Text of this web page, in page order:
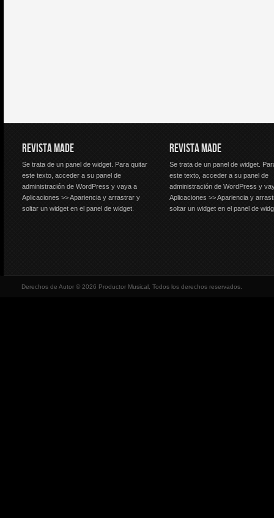
REVISTA MADE
Se trata de un panel de widget. Para quitar
este texto, acceder a su panel de
administración de WordPress y vaya a
Aplicaciones >> Apariencia y arrastrar y
soltar un widget en el panel de widget.
REVISTA MADE
Se trata de un panel de widget.
este texto, acceder a su panel de
administración de WordPress y
Aplicaciones >> Apariencia y
soltar un widget en el panel de
Derechos de Autor © 2026 Productor Musical, Todos los derechos reservados.